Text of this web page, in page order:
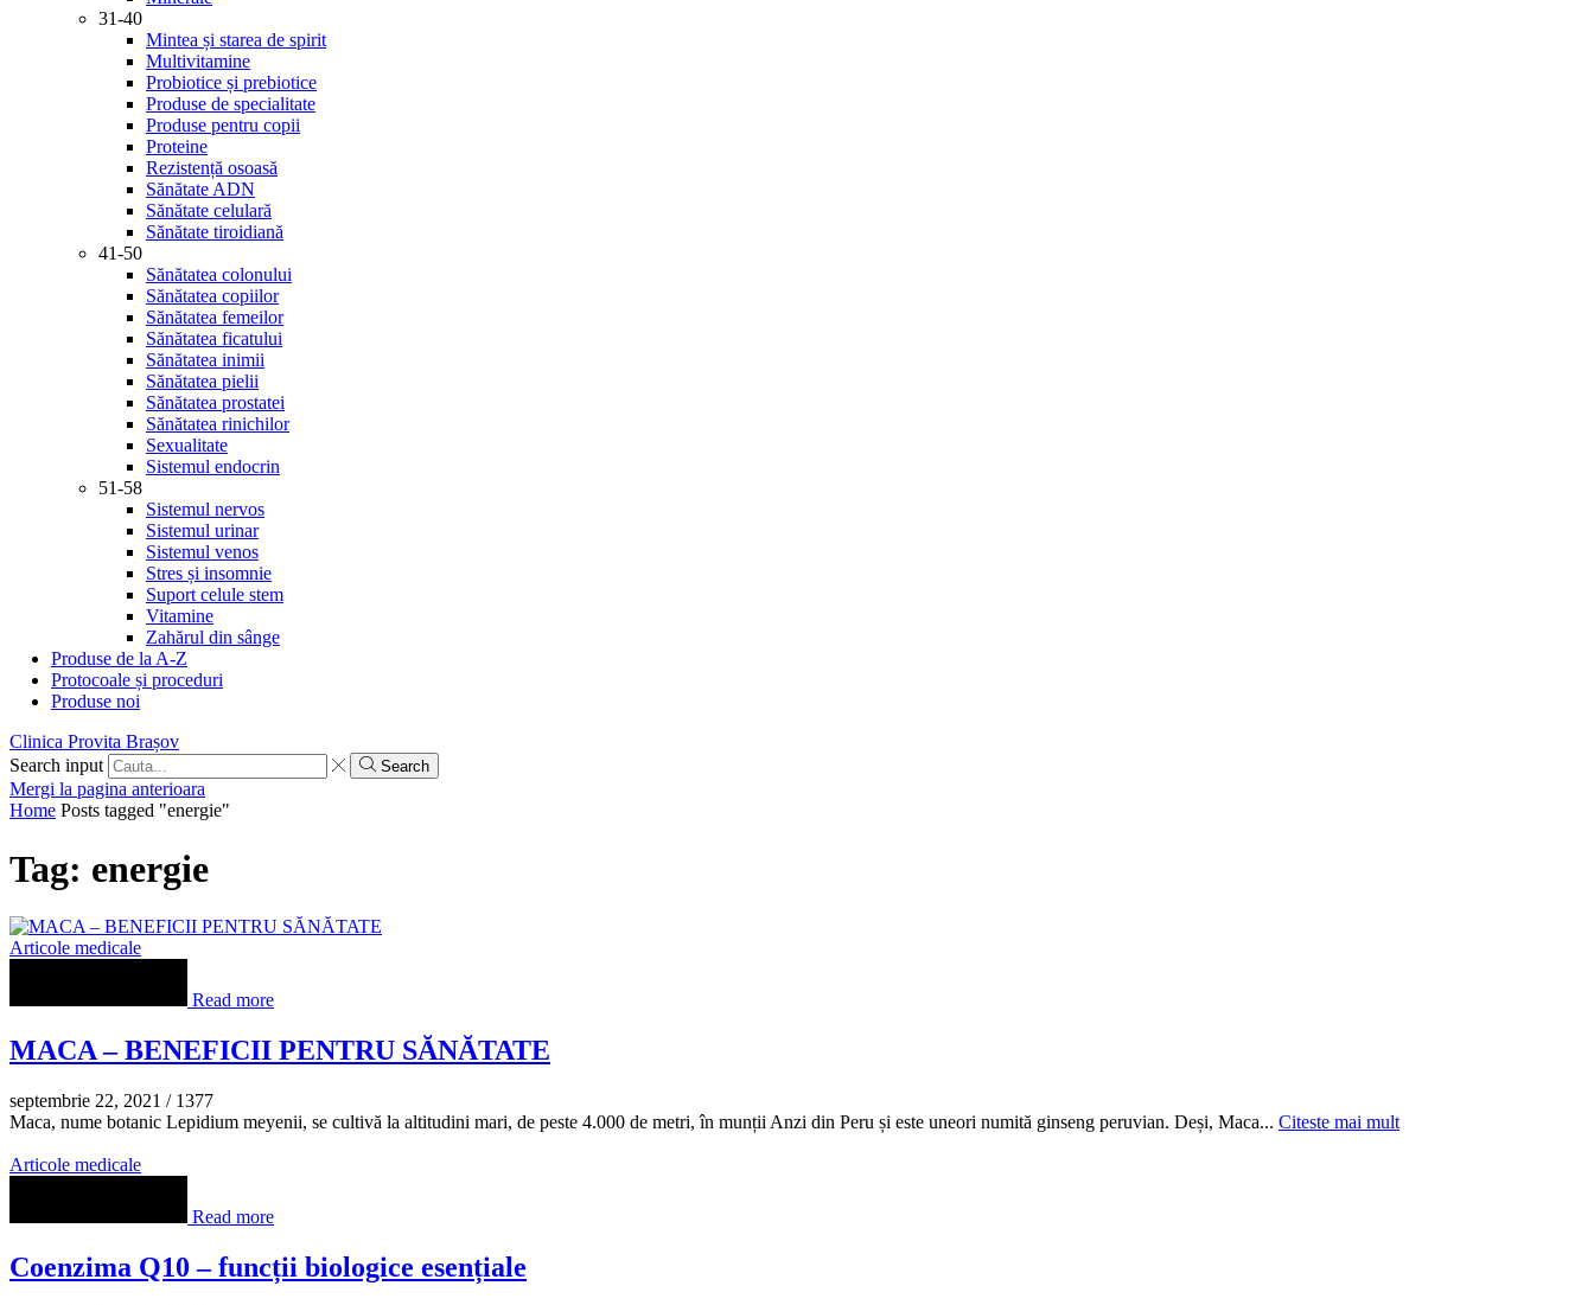
31-40
Mintea și starea de spirit
Multivitamine
Probiotice și prebiotice
Produse de specialitate
Produse pentru copii
Proteine
Rezistență osoasă
Sănătate ADN
Sănătate celulară
Sănătate tiroidiană
41-50
Sănătatea colonului
Sănătatea copiilor
Sănătatea femeilor
Sănătatea ficatului
Sănătatea inimii
Sănătatea pielii
Sănătatea prostatei
Sănătatea rinichilor
Sexualitate
Sistemul endocrin
51-58
Sistemul nervos
Sistemul urinar
Sistemul venos
Stres și insomnie
Suport celule stem
Vitamine
Zahărul din sânge
Produse de la A-Z
Protocoale și proceduri
Produse noi
Clinica Provita Brașov
Search input
Search
Mergi la pagina anterioara
Home Posts tagged "energie"
Tag: energie
Articole medicale
Read more
MACA – BENEFICII PENTRU SĂNĂTATE
septembrie 22, 2021 / 1377
Maca, nume botanic Lepidium meyenii, se cultivă la altitudini mari, de peste 4.000 de metri, în munții Anzi din Peru și este uneori numită ginseng peruvian. Deși, Maca... Citeste mai mult
Articole medicale
Read more
Coenzima Q10 – funcții biologice esențiale